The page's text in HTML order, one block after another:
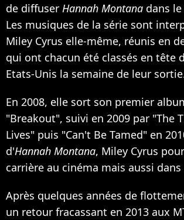
de diffuser Hannah Montana dans
Les musiques de la série sont
Miley Cyrus elle-même, réunis en
qui ont chacun été classés en tête
Etats-Unis la semaine de leur
En 2008, elle sort son premier
"Breakout", suivi en 2009 par "The
Lives" puis "Can't Be Tamed" en
d'Hannah Montana, Miley Cyrus
carrière au cinéma mais aussi
Après quelques années de
un retour fracassant en 2013 aux